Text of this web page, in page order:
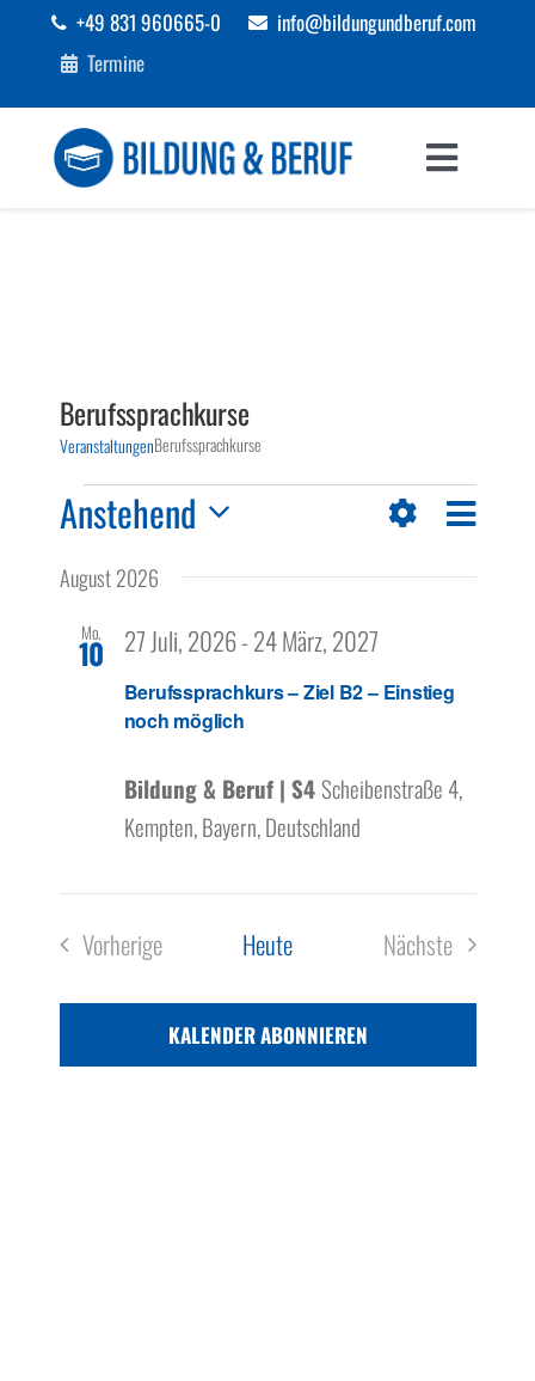
+49 831 960665-0
info@bildungundberuf.com
Termine
Toggle
Berufssprachkurse
VeranstaltungenBerufssprachkurse
Veranstaltungen Ansichten-
Navigation
Anzeigen
Liste
Anstehend
Datum
wählen.
August 2026
Mo.
10
Berufssprachkurs – Ziel B2 – Einstieg
noch möglich
27 Juli, 2026-24 März, 2027
Bildung & Beruf | S4 Scheibenstraße 4,
Kempten, Bayern, Deutschland
Vorherige
Heute
Nächste
KALENDER ABONNIEREN